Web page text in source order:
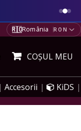
🇷🇴România RON
COȘUL MEU
Accesorii KiDS